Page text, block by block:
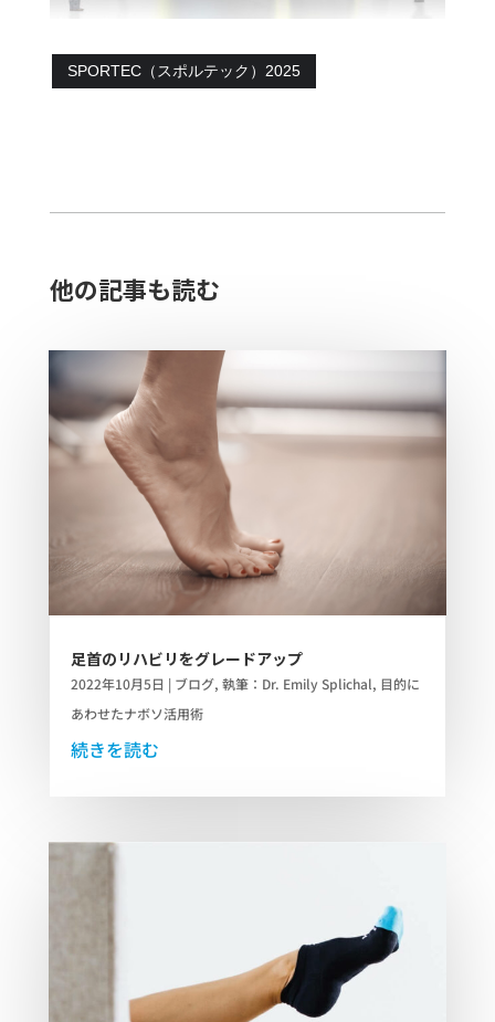
SPORTEC（スポルテック）2025
他の記事も読む​
足首のリハビリをグレードアップ
2022年10月5日 | ブログ, 執筆：Dr. Emily Splichal, 目的に
あわせたナボソ活用術
続きを読む